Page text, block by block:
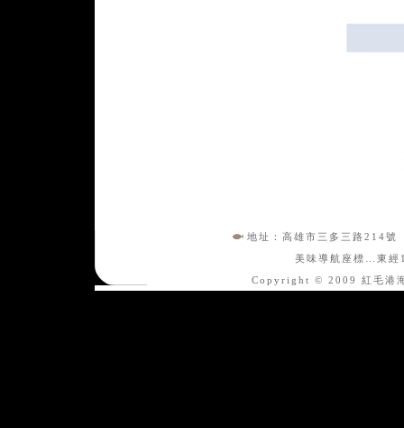
地址：高雄市三多三路214號
美味導航座標…東
Copyright © 2009 紅毛港